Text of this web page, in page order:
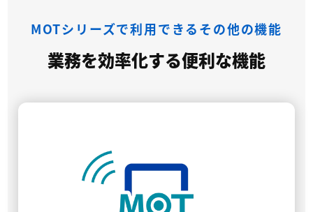
MOTシリーズで利用できるその他の機能
業務を効率化する便利な機能